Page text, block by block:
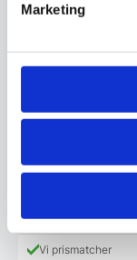
Marketing
stålhåndtag,
stålhåndtag fra
150kg Mål:
Vi prismatcher